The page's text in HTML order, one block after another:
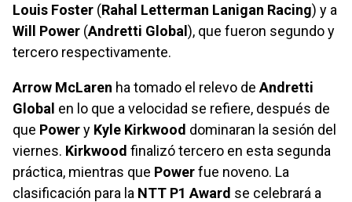
Louis Foster (Rahal Letterman Lanigan Racing) y a
Will Power (Andretti Global), que fueron segundo y
tercero respectivamente.
Arrow McLaren ha tomado el relevo de Andretti
Global en lo que a velocidad se refiere, después de
que Powery Kyle Kirkwood dominaran la sesión del
viernes. Kirkwood finalizó tercero en esta segunda
práctica, mientras que Powerfue noveno. La
clasificación para la NTT P1 Award se celebrará a